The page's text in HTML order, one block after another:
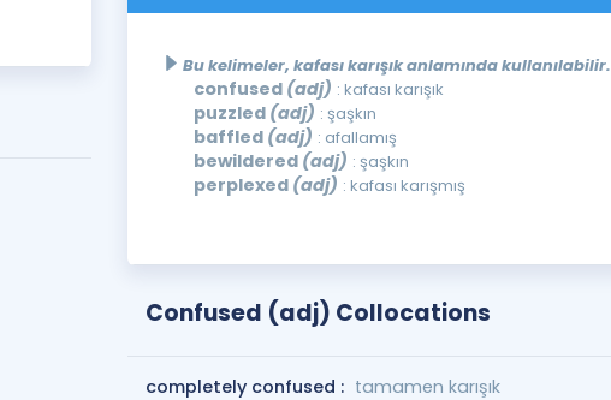
Bu kelimeler, kafası karışık anlamında kullanılabilir.
confused (adj) : kafası karışık
puzzled (adj) : şaşkın
baffled (adj) : afallamış
bewildered (adj) : şaşkın
perplexed (adj) : kafası karışmış
Confused (adj) Collocations
completely confused : tamamen karışık